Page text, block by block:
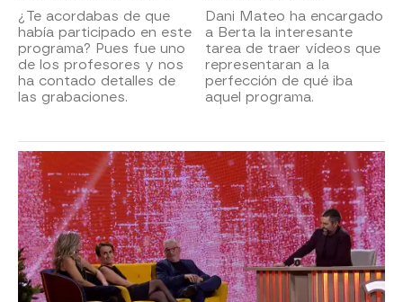
¿Te acordabas de que
había participado en este
programa? Pues fue uno
de los profesores y nos
ha contado detalles de
las grabaciones.
Dani Mateo ha encargado
a Berta la interesante
tarea de traer vídeos que
representaran a la
perfección de qué iba
aquel programa.